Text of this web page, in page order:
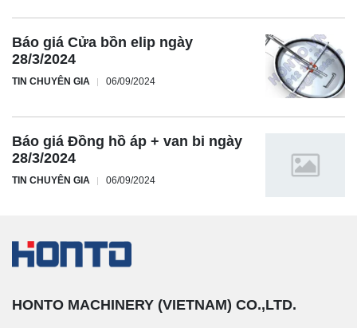
Báo giá Cửa bồn elip ngày
28/3/2024
TIN CHUYÊN GIA 06/09/2024
Báo giá Đồng hồ áp + van bi ngày
28/3/2024
TIN CHUYÊN GIA 06/09/2024
HONTO MACHINERY (VIETNAM) CO.,LTD.